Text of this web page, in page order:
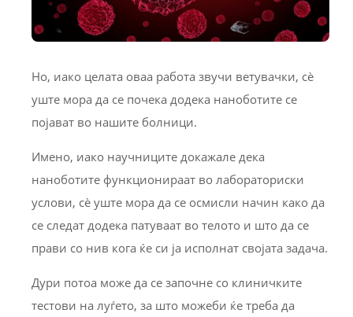
Но, иако целата оваа работа звучи ветувачки, сè
уште мора да се почека додека наноботите се
појават во нашите болници.
Имено, иако научниците докажале дека
наноботите функционираат во лабораториски
услови, сè уште мора да се осмисли начин како да
се следат додека патуваат во телото и што да се
прави со нив кога ќе си ја исполнат својата задача.
Дури потоа може да се започне со клиничките
тестови на луѓето, за што можеби ќе треба да